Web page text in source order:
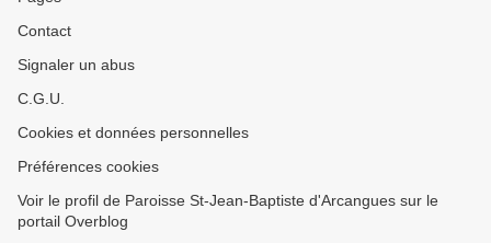
Contact
Signaler un abus
C.G.U.
Cookies et données personnelles
Préférences cookies
Voir le profil de Paroisse St-Jean-Baptiste d'Arcangues sur le
portail Overblog